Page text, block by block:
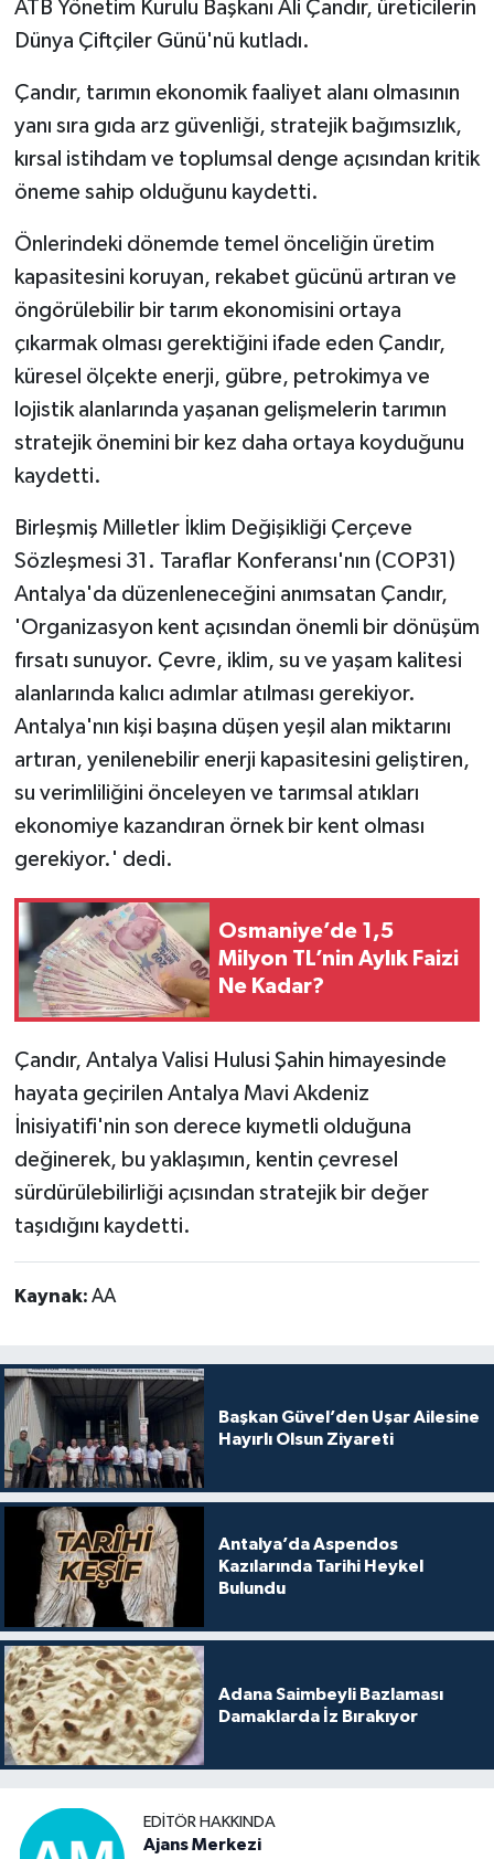
ATB Yönetim Kurulu Başkanı Ali Çandır, üreticilerin
Dünya Çiftçiler Günü'nü kutladı.
Çandır, tarımın ekonomik faaliyet alanı olmasının
yanı sıra gıda arz güvenliği, stratejik bağımsızlık,
kırsal istihdam ve toplumsal denge açısından kritik
öneme sahip olduğunu kaydetti.
Önlerindeki dönemde temel önceliğin üretim
kapasitesini koruyan, rekabet gücünü artıran ve
öngörülebilir bir tarım ekonomisini ortaya
çıkarmak olması gerektiğini ifade eden Çandır,
küresel ölçekte enerji, gübre, petrokimya ve
lojistik alanlarında yaşanan gelişmelerin tarımın
stratejik önemini bir kez daha ortaya koyduğunu
kaydetti.
Birleşmiş Milletler İklim Değişikliği Çerçeve
Sözleşmesi 31. Taraflar Konferansı'nın (COP31)
Antalya'da düzenleneceğini anımsatan Çandır,
'Organizasyon kent açısından önemli bir dönüşüm
fırsatı sunuyor. Çevre, iklim, su ve yaşam kalitesi
alanlarında kalıcı adımlar atılması gerekiyor.
Antalya'nın kişi başına düşen yeşil alan miktarını
artıran, yenilenebilir enerji kapasitesini geliştiren,
su verimliliğini önceleyen ve tarımsal atıkları
ekonomiye kazandıran örnek bir kent olması
gerekiyor.' dedi.
Osmaniye’de 1,5
Milyon TL’nin Aylık Faizi
Ne Kadar?
Çandır, Antalya Valisi Hulusi Şahin himayesinde
hayata geçirilen Antalya Mavi Akdeniz
İnisiyatifi'nin son derece kıymetli olduğuna
değinerek, bu yaklaşımın, kentin çevresel
sürdürülebilirliği açısından stratejik bir değer
taşıdığını kaydetti.
Kaynak: AA
Başkan Güvel’den Uşar Ailesine
Hayırlı Olsun Ziyareti
Antalya’da Aspendos
Kazılarında Tarihi Heykel
Bulundu
Adana Saimbeyli Bazlaması
Damaklarda İz Bırakıyor
EDITÖR HAKKINDA
Ajans Merkezi